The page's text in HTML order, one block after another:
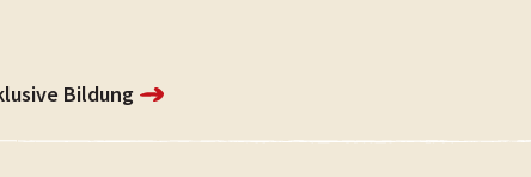
Bildung